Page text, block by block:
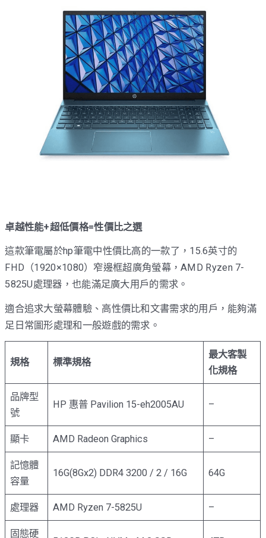
卓越性能+超低價格=性價比之選
這款筆電屬於hp筆電中性價比高的一款了，15.6英寸的
FHD（1920×1080）窄邊框超廣角螢幕，AMD Ryzen 7-
5825U處理器，也能滿足廣大用戶的需求。
適合追求大螢幕體驗、高性價比和文書需求的用戶，能夠滿
足日常圖形處理和一般遊戲的需求。
規格 標準規格
最大客製
化規格
品牌型
號
HP 惠普 Pavilion 15-eh2005AU –
顯卡 AMD Radeon Graphics –
記憶體
容量
16G(8Gx2) DDR4 3200 / 2 / 16G 64G
處理器 AMD Ryzen 7-5825U –
固態硬